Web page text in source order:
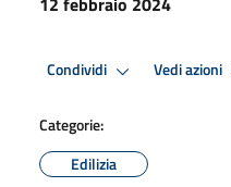
Condividi Vedi azioni
Categorie:
Edilizia